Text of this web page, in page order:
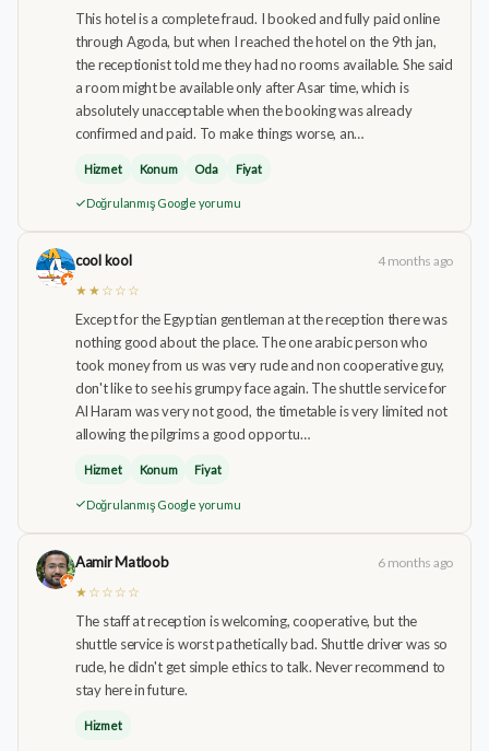
This hotel is a complete fraud. I booked and fully paid online
through Agoda, but when I reached the hotel on the 9th jan,
the receptionist told me they had no rooms available. She said
a room might be available only after Asar time, which is
absolutely unacceptable when the booking was already
confirmed and paid. To make things worse, an…
Hizmet Konum Oda Fiyat
Doğrulanmış Google yorumu
cool kool
4 months ago
★★☆☆☆
Except for the Egyptian gentleman at the reception there was
nothing good about the place. The one arabic person who
took money from us was very rude and non cooperative guy,
don't like to see his grumpy face again. The shuttle service for
Al Haram was very not good, the timetable is very limited not
allowing the pilgrims a good opportu…
Hizmet Konum Fiyat
Doğrulanmış Google yorumu
Aamir Matloob
6 months ago
★☆☆☆☆
The staff at reception is welcoming, cooperative, but the
shuttle service is worst pathetically bad. Shuttle driver was so
rude, he didn't get simple ethics to talk. Never recommend to
stay here in future.
Hizmet